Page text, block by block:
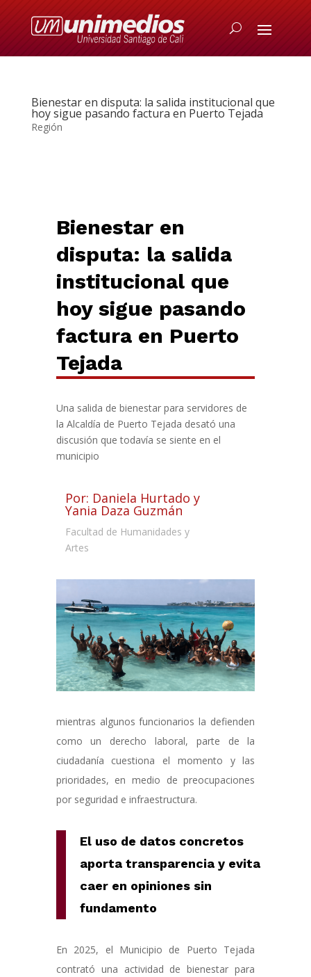
Bienestar en disputa: la salida institucional que
hoy sigue pasando factura en Puerto Tejada
Región
Bienestar en
disputa: la salida
institucional que
hoy sigue pasando
factura en Puerto
Tejada
Una salida de bienestar para servidores de
la Alcaldía de Puerto Tejada desató una
discusión que todavía se siente en el
municipio
Por: Daniela Hurtado y
Yania Daza Guzmán
Facultad de Humanidades y
Artes
mientras algunos funcionarios la defienden
como un derecho laboral, parte de la
ciudadanía cuestiona el momento y las
prioridades, en medio de preocupaciones
por seguridad e infraestructura.
El uso de datos concretos
aporta transparencia y evita
caer en opiniones sin
fundamento
En 2025, el Municipio de Puerto Tejada
contrató una actividad de bienestar para